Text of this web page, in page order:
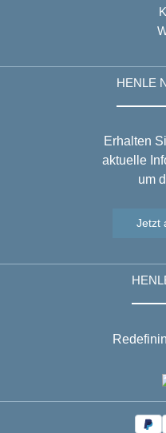
HENLE
Erhalten
aktuelle
um
Jetzt